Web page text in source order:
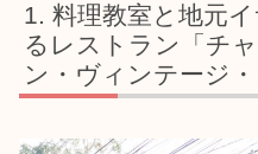
料理教室と地元
るレストラン「チ
ン・ヴィンテージ・